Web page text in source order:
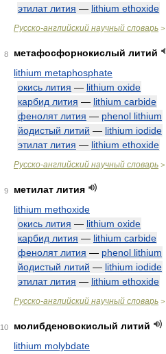
этилат лития — lithium ethoxide
Русско-английский научный словарь >
8
метафосфорнокислый литий
lithium metaphosphate
окись лития — lithium oxide
карбид лития — lithium carbide
фенолят лития — phenol lithium
йодистый литий — lithium iodide
этилат лития — lithium ethoxide
Русско-английский научный словарь >
9
метилат лития
lithium methoxide
окись лития — lithium oxide
карбид лития — lithium carbide
фенолят лития — phenol lithium
йодистый литий — lithium iodide
этилат лития — lithium ethoxide
Русско-английский научный словарь >
10
молибденовокислый литий
lithium molybdate